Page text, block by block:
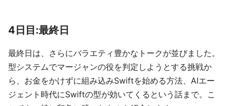
4日目:最終日
最終日は、さらにバラエティ豊かなトークが並びました。
型システムでマージャンの役を判定しようとする挑戦か
ら、お金をかけずに組み込みSwiftを始める方法、AIエー
ジェント時代にSwiftの型が効いてくるという話まで。こ